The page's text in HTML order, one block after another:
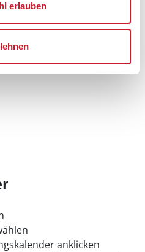
erlauben
anklicken